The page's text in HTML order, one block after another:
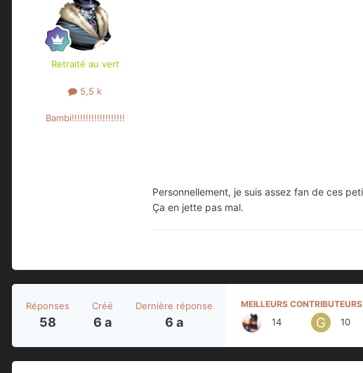
Retraité au vert
5,5 k
Bambi!!!!!!!!!!!!!!!!!!!
Personnellement, je suis assez fan de ces
Ça en jette pas mal.
Réponses
58
Créé
6 a
Dernière réponse
6 a
MEILLEURS
14 10